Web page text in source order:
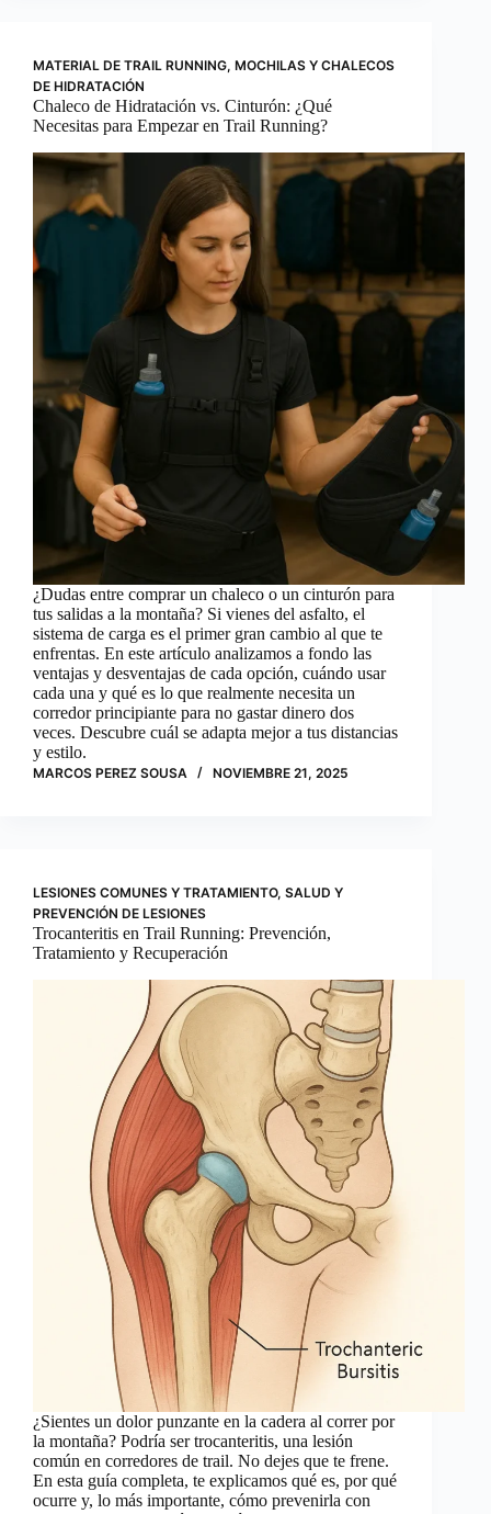
MATERIAL DE TRAIL RUNNING, MOCHILAS Y CHALECOS
DE HIDRATACIÓN
Chaleco de Hidratación vs. Cinturón: ¿Qué
Necesitas para Empezar en Trail Running?
¿Dudas entre comprar un chaleco o un cinturón para
tus salidas a la montaña? Si vienes del asfalto, el
sistema de carga es el primer gran cambio al que te
enfrentas. En este artículo analizamos a fondo las
ventajas y desventajas de cada opción, cuándo usar
cada una y qué es lo que realmente necesita un
corredor principiante para no gastar dinero dos
veces. Descubre cuál se adapta mejor a tus distancias
y estilo.
MARCOS PEREZ SOUSA NOVIEMBRE 21, 2025
LESIONES COMUNES Y TRATAMIENTO, SALUD Y
PREVENCIÓN DE LESIONES
Trocanteritis en Trail Running: Prevención,
Tratamiento y Recuperación
¿Sientes un dolor punzante en la cadera al correr por
la montaña? Podría ser trocanteritis, una lesión
común en corredores de trail. No dejes que te frene.
En esta guía completa, te explicamos qué es, por qué
ocurre y, lo más importante, cómo prevenirla con